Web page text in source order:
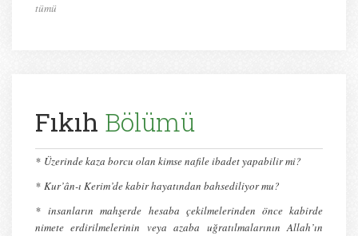
tümü
Fıkıh Bölümü
* Üzerinde kaza borcu olan kimse nafile ibadet yapabilir mi?
* Kur’ân-ı Kerim’de kabir hayatından bahsediliyor mu?
* insanların mahşerde hesaba çekilmelerinden önce kabirde
nimete erdirilmelerinin veya azaba uğratılmalarının Allah’ın